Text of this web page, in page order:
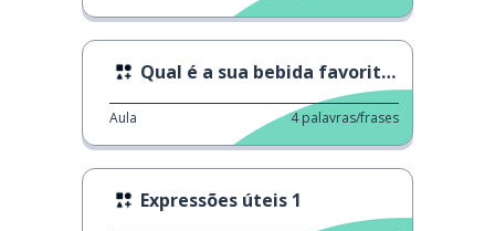
Qual é a sua bebida favorita?
Aula 4 palavras/frases
Expressões úteis 1